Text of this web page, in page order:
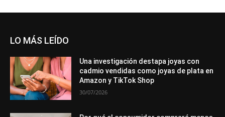
LO MÁS LEÍDO
Una investigación destapa joyas con
cadmio vendidas como joyas de plata en
Amazon y TikTok Shop
30/07/2026